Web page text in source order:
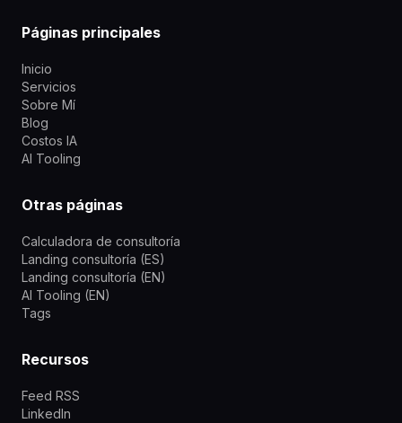
Páginas principales
Inicio
Servicios
Sobre Mí
Blog
Costos IA
AI Tooling
Otras páginas
Calculadora de consultoría
Landing consultoría (ES)
Landing consultoría (EN)
AI Tooling (EN)
Tags
Recursos
Feed RSS
LinkedIn